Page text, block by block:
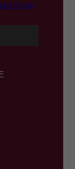
politique